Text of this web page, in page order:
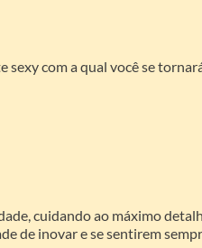
com a qual você se
cuidando ao máximo
de inovar e se sentirem